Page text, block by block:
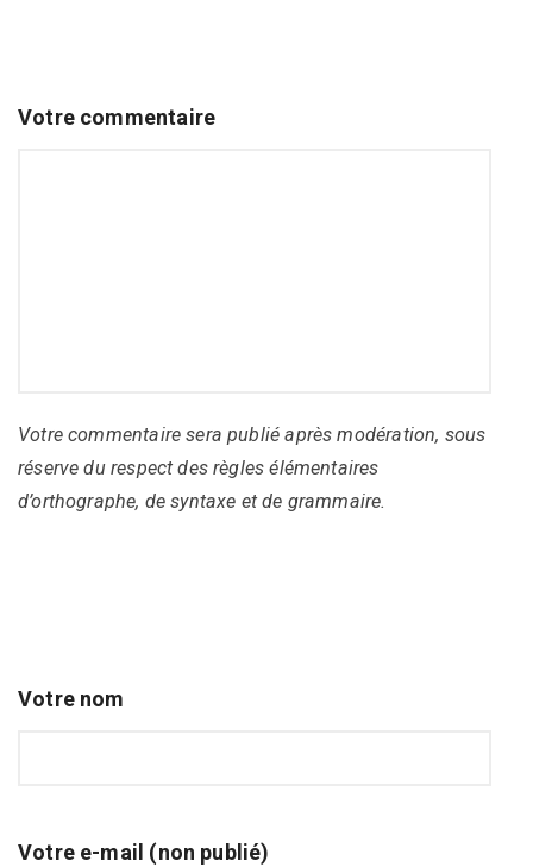
Votre commentaire
Votre commentaire sera publié après modération, sous
réserve du respect des règles élémentaires
d’orthographe, de syntaxe et de grammaire.
Votre nom
Votre e-mail (non publié)